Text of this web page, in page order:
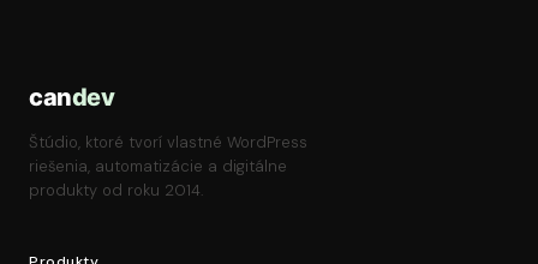
candev
Štúdio, ktoré tvorí vlastné WordPress
riešenia, automatizácie a digitálne
produkty od roku 2014.